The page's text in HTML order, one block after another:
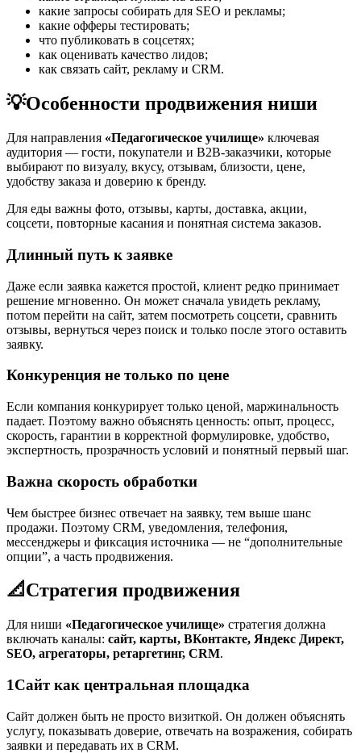
какие запросы собирать для SEO и рекламы;
какие офферы тестировать;
что публиковать в соцсетях;
как оценивать качество лидов;
как связать сайт, рекламу и CRM.
💡Особенности продвижения ниши
Для направления «Педагогическое училище» ключевая
аудитория — гости, покупатели и B2B-заказчики, которые
выбирают по визуалу, вкусу, отзывам, близости, цене,
удобству заказа и доверию к бренду.
Для еды важны фото, отзывы, карты, доставка, акции,
соцсети, повторные касания и понятная система заказов.
Длинный путь к заявке
Даже если заявка кажется простой, клиент редко принимает
решение мгновенно. Он может сначала увидеть рекламу,
потом перейти на сайт, затем посмотреть соцсети, сравнить
отзывы, вернуться через поиск и только после этого оставить
заявку.
Конкуренция не только по цене
Если компания конкурирует только ценой, маржинальность
падает. Поэтому важно объяснять ценность: опыт, процесс,
скорость, гарантии в корректной формулировке, удобство,
экспертность, прозрачность условий и понятный первый шаг.
Важна скорость обработки
Чем быстрее бизнес отвечает на заявку, тем выше шанс
продажи. Поэтому CRM, уведомления, телефония,
мессенджеры и фиксация источника — не “дополнительные
опции”, а часть продвижения.
📐Стратегия продвижения
Для ниши «Педагогическое училище» стратегия должна
включать каналы: сайт, карты, ВКонтакте, Яндекс Директ,
SEO, агрегаторы, ретаргетинг, CRM.
1Сайт как центральная площадка
Сайт должен быть не просто визиткой. Он должен объяснять
услугу, показывать доверие, отвечать на возражения, собирать
заявки и передавать их в CRM.